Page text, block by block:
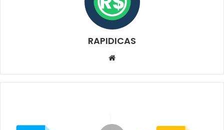
RAPIDICAS
Website